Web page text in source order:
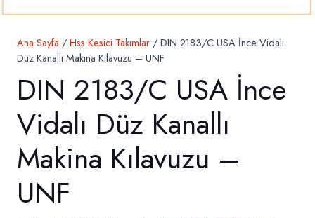
Ana Sayfa / Hss Kesici Takımlar / DIN 2183/C USA İnce Vidalı
Düz Kanallı Makina Kılavuzu – UNF
DIN 2183/C USA İnce
Vidalı Düz Kanallı
Makina Kılavuzu –
UNF